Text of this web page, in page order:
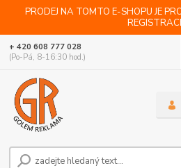
PRODEJ NA TOMTO E-SHOPU JE
+ 420 608 777 028
(Po-Pá, 8-16:30 hod.)